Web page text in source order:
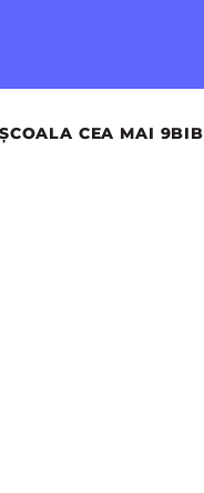
ȘCOALA CEA MAI 9